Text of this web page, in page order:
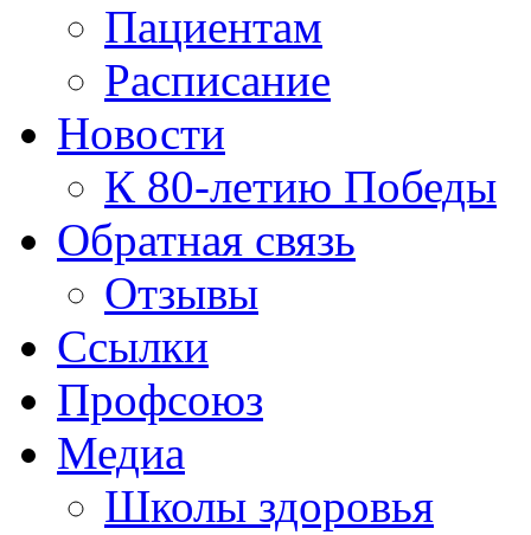
Пациентам
Расписание
Новости
К 80-летию Победы
Обратная связь
Отзывы
Ссылки
Профсоюз
Медиа
Школы здоровья